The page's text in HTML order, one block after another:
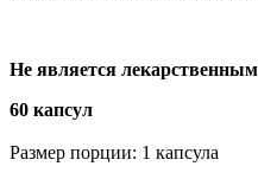
Не является
60 капсул
Размер порции: 1 капсула